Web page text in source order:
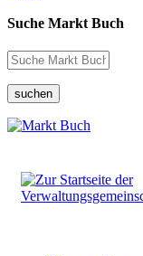
Suche Markt Buch
suchen